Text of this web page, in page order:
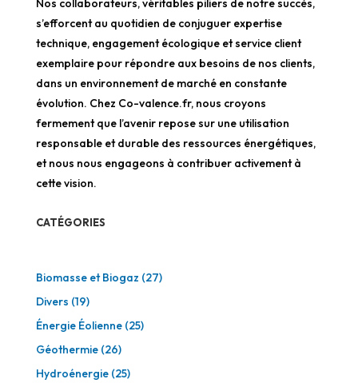
Nos collaborateurs, véritables piliers de notre succès,
s’efforcent au quotidien de conjuguer expertise
technique, engagement écologique et service client
exemplaire pour répondre aux besoins de nos clients,
dans un environnement de marché en constante
évolution. Chez Co-valence.fr, nous croyons
fermement que l’avenir repose sur une utilisation
responsable et durable des ressources énergétiques,
et nous nous engageons à contribuer activement à
cette vision.
CATÉGORIES
Biomasse et Biogaz (27)
Divers (19)
Énergie Éolienne(25)
Géothermie(26)
Hydroénergie(25)